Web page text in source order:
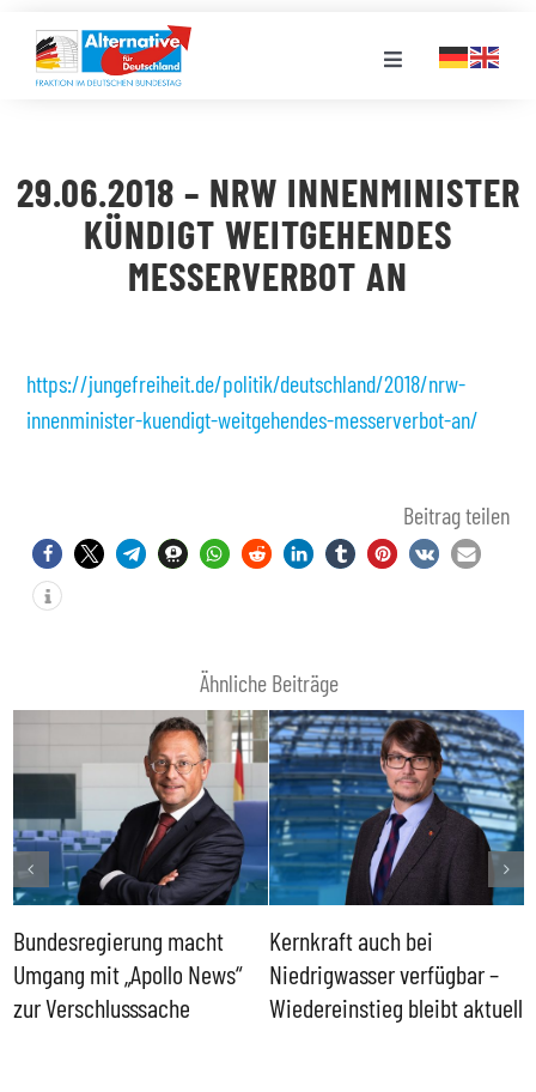
Inhalt
springen
Toggle
LANDESGRUPPEN
VERANSTALTUNGEN
PRESSE
MEDIATHEK
29.06.2018 – NRW INNENMINISTER
KÜNDIGT WEITGEHENDES
MESSERVERBOT AN
https://jungefreiheit.de/politik/deutschland/2018/nrw-
innenminister-kuendigt-weitgehendes-messerverbot-an/
Beitrag teilen
Ähnliche Beiträge
Bundesregierung macht
Umgang mit „Apollo News“
zur Verschlusssache
Kernkraft auch bei
Niedrigwasser verfügbar –
Wiedereinstieg bleibt aktuell